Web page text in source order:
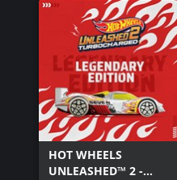
HOT WHEELS
UNLEASHED™ 2 -